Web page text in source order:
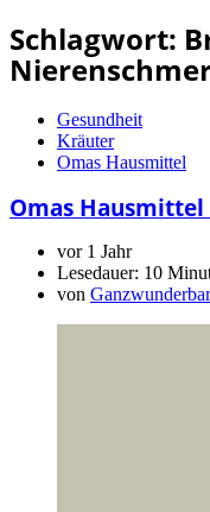
Schlagwort:
Gesundheit
Kräuter
Omas Hausmittel
Omas
vor 1 Jahr
Lesedauer: 10
von Ganzwunderbar